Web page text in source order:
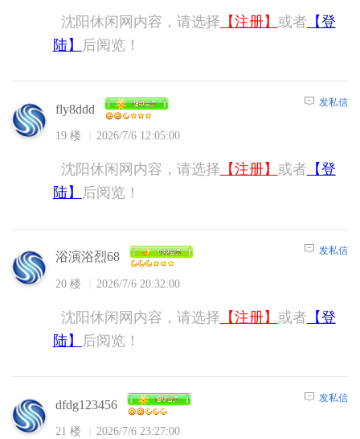
沈阳休闲网内容，请选择 【注册】 或者 【登
陆】
后阅览！
fly8ddd
19 楼 2026/7/6 12:05:00
发私信
沈阳休闲网内容，请选择 【注册】 或者 【登
陆】
后阅览！
浴演浴烈68
20 楼 2026/7/6 20:32:00
发私信
沈阳休闲网内容，请选择 【注册】 或者 【登
陆】
后阅览！
dfdg123456
21 楼 2026/7/6 23:27:00
发私信